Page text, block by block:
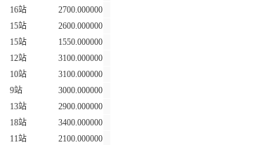
16站
2700.000000
15站
2600.000000
15站
1550.000000
12站
3100.000000
10站
3100.000000
9站
3000.000000
13站
2900.000000
18站
3400.000000
11站
2100.000000